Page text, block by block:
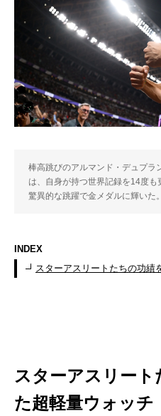
棒高跳びのアルマンド・デュプラ
は、自身が持つ世界記録を14度
驚異的な跳躍で金メダルに輝いた。
INDEX
スターアスリートたちの功績
スターアスリート
た超軽量ウォッチ